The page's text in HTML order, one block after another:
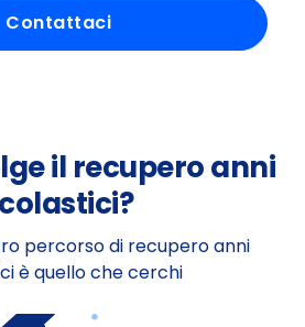
Contattaci
il recupero anni
percorso di recupero anni
è quello che cerchi